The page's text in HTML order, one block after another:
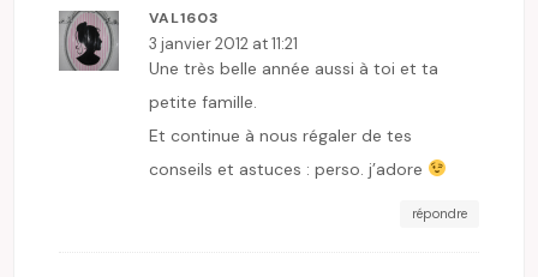
VAL1603
3 janvier 2012 at 11:21
Une très belle année aussi à toi et ta
petite famille.
Et continue à nous régaler de tes
conseils et astuces : perso. j’adore
répondre